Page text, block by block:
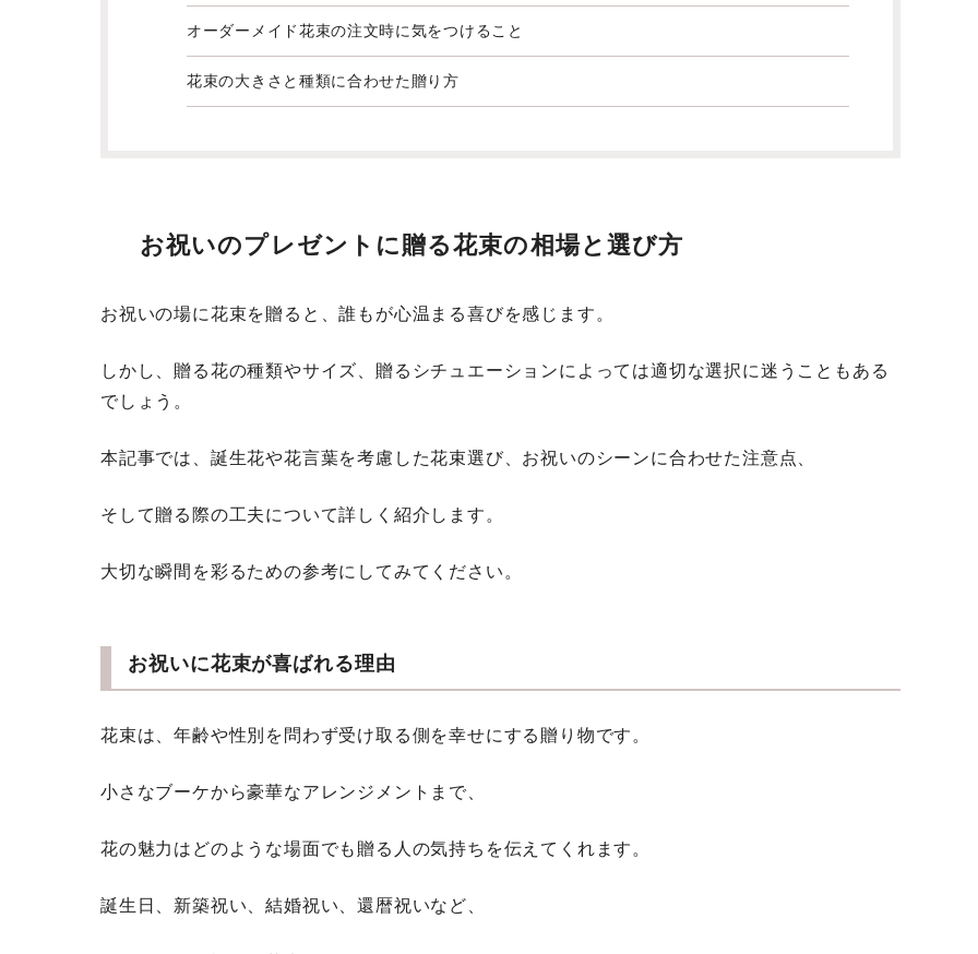
オーダーメイド花束の注文時に気をつけること
花束の大きさと種類に合わせた贈り方
お祝いのプレゼントに贈る花束の相場と選び方
お祝いの場に花束を贈ると、誰もが心温まる喜びを感じます。
しかし、贈る花の種類やサイズ、贈るシチュエーションによっては適切な選択に迷うこともある
でしょう。
本記事では、誕生花や花言葉を考慮した花束選び、お祝いのシーンに合わせた注意点、
そして贈る際の工夫について詳しく紹介します。
大切な瞬間を彩るための参考にしてみてください。
お祝いに花束が喜ばれる理由
花束は、年齢や性別を問わず受け取る側を幸せにする贈り物です。
小さなブーケから豪華なアレンジメントまで、
花の魅力はどのような場面でも贈る人の気持ちを伝えてくれます。
誕生日、新築祝い、結婚祝い、還暦祝いなど、